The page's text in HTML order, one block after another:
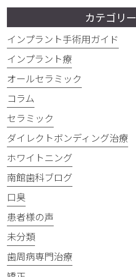
カテゴリー
インプラント手術用ガイド
インプラント療
オールセラミック
コラム
セラミック
ダイレクトボンディング治療
ホワイトニング
南館歯科ブログ
口臭
患者様の声
未分類
歯周病専門治療